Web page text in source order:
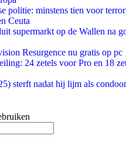
politie: minstens tien voor
Ceuta
supermarkt op de Wallen na
Resurgence nu gratis op pc
24 zetels voor Pro en 18
sterft nadat hij lijm als